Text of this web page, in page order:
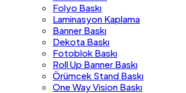
Folyo Baskı
Laminasyon Kaplama
Banner Baskı
Dekota Baskı
Fotoblok Baskı
Roll Up Banner Baskı
Örümcek Stand Baskı
One Way Vision Baskı